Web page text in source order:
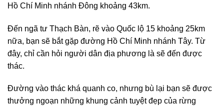
Hồ Chí Minh nhánh Đông khoảng 43km.
Đến ngã tư Thạch Bàn, rẽ vào Quốc lộ 15 khoảng 25km
nữa, bạn sẽ bắt gặp đường Hồ Chí Minh nhánh Tây. Từ
đây, chỉ cần hỏi người dân địa phương là sẽ đến được
thác.
Đường vào thác khá quanh co, nhưng bù lại bạn sẽ được
thưởng ngoạn những khung cảnh tuyệt đẹp của rừng